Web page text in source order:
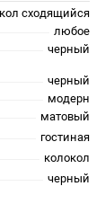
сходящийся
любое
черный
черный
модерн
матовый
гостиная
колокол
черный